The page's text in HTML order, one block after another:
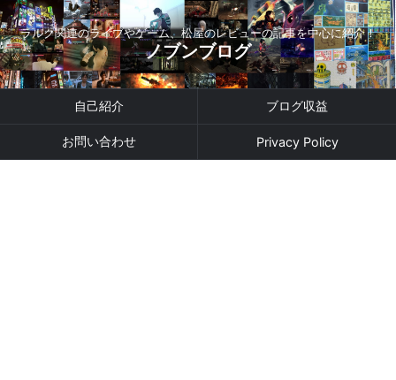
ラルク関連のライブやゲーム、松屋のレビューの記事を中心に紹介！
ノブンブログ
自己紹介 ブログ収益
お問い合わせ Privacy Policy